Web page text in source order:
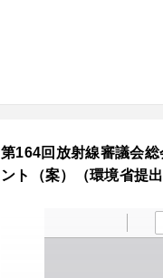
第164回放射線審議会
ント（案）（環境省提出